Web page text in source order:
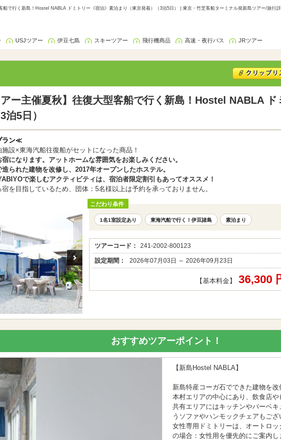
で行く新島！Hostel NABLA ドミトリー《宿泊》素泊まり（東京発着）（3泊5日） | 東京・竹芝客船ターミナル発新島ツアー/旅行
USJツアー 伊豆七島 スキーツアー 飛行機商品 高速・夜行バス JRツアー
ー主催夏秋】往復大型客船で行く新島！Hostel NABLA ド
泊5日）
ラン≪
設×東海汽船往復船がセットになった商品！
になります。アットホームな雰囲気をお楽しみください。
られた建物を改修し、2017年オープンしたホステル。
で楽しむアクティビティは、宿泊者限定割引もあってオススメ！
を目指しているため、団体：5名様以上は予約を承っておりません。
こだわり条件
1名1室設定あり 東海汽船で行く！伊豆諸島 素泊まり
ツアーコード： 241-2002-800123
設定期間： 2026年07月03日 ～ 2026年09月23日
【基本料金】 36,300
おすすめツアーポイント！
【新島Hostel NABLA】
新島特産コーガ石でできた建物を
本村エリアの中心にあり、飲食店
共有エリアにはキッチンやバーベ
うソファやハンモックチェアもござ
女性専用ドミトリーは、オートロ
の場合：女性用を優先的にご案内し